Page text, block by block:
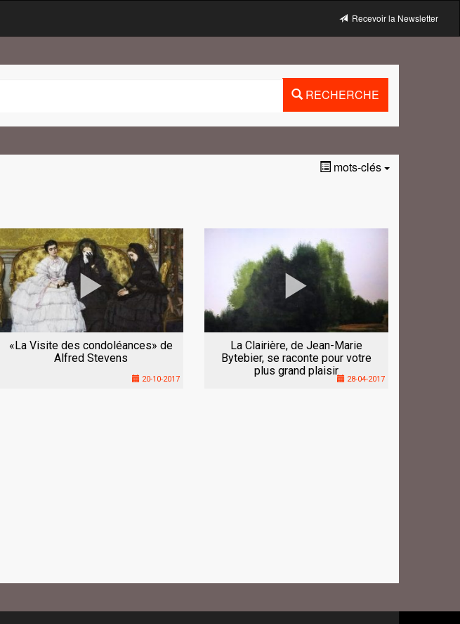
Recevoir la Newsletter
RECHERCHE
mots-clés
«La Visite des condoléances» de
Alfred Stevens
20-10-2017
La Clairière, de Jean-Marie
Bytebier, se raconte pour votre
plus grand plaisir
28-04-2017